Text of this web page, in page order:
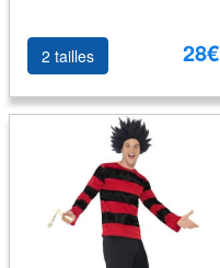
2 tailles 28€